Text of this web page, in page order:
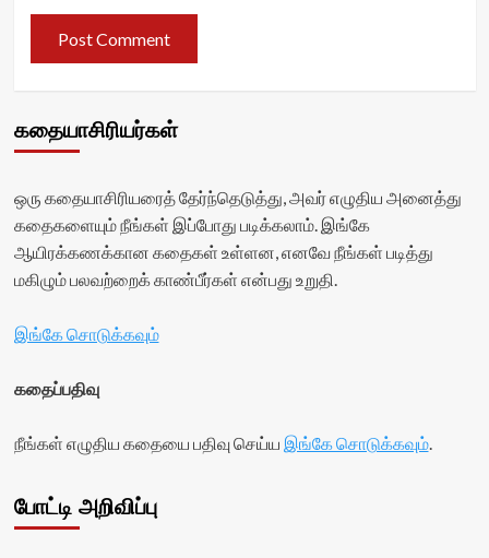
கதையாசிரியர்கள்
ஒரு கதையாசிரியரைத் தேர்ந்தெடுத்து, அவர் எழுதிய அனைத்து
கதைகளையும் நீங்கள் இப்போது படிக்கலாம். இங்கே
ஆயிரக்கணக்கான கதைகள் உள்ளன, எனவே நீங்கள் படித்து
மகிழும் பலவற்றைக் காண்பீர்கள் என்பது உறுதி.
இங்கே சொடுக்கவும்
கதைப்பதிவு
நீங்கள் எழுதிய கதையை பதிவு செய்ய இங்கே சொடுக்கவும்.
போட்டி அறிவிப்பு